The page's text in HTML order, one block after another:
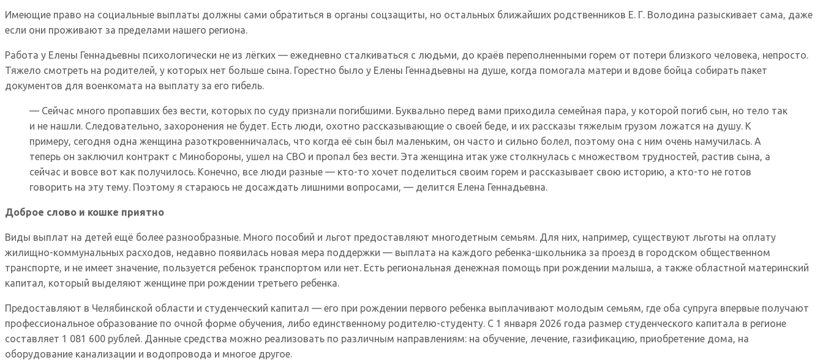
Имеющие право на социальные выплаты должны сами обратиться в органы соцзащиты, но остальных ближайших родственников Е. Г. Володина разыскивает сама, даже
если они проживают за пределами нашего региона.
Работа у Елены Геннадьевны психологически не из лёгких — ежедневно сталкиваться с людьми, до краёв переполненными горем от потери близкого человека, непросто.
Тяжело смотреть на родителей, у которых нет больше сына. Горестно было у Елены Геннадьевны на душе, когда помогала матери и вдове бойца собирать пакет
документов для военкомата на выплату за его гибель.
— Сейчас много пропавших без вести, которых по суду признали погибшими. Буквально перед вами приходила семейная пара, у которой погиб сын, но тело так
и не нашли. Следовательно, захоронения не будет. Есть люди, охотно рассказывающие о своей беде, и их рассказы тяжелым грузом ложатся на душу. К
примеру, сегодня одна женщина разоткровенничалась, что когда её сын был маленьким, он часто и сильно болел, поэтому она с ним очень намучилась. А
теперь он заключил контракт с Минобороны, ушел на СВО и пропал без вести. Эта женщина итак уже столкнулась с множеством трудностей, растив сына, а
сейчас и вовсе вот как получилось. Конечно, все люди разные — кто-то хочет поделиться своим горем и рассказывает свою историю, а кто-то не готов
говорить на эту тему. Поэтому я стараюсь не досаждать лишними вопросами, — делится Елена Геннадьевна.
Доброе слово и кошке приятно
Виды выплат на детей ещё более разнообразные. Много пособий и льгот предоставляют многодетным семьям. Для них, например, существуют льготы на оплату
жилищно-коммунальных расходов, недавно появилась новая мера поддержки — выплата на каждого ребенка-школьника за проезд в городском общественном
транспорте, и не имеет значение, пользуется ребенок транспортом или нет. Есть региональная денежная помощь при рождении малыша, а также областной материнский
капитал, который выделяют женщине при рождении третьего ребенка.
Предоставляют в Челябинской области и студенческий капитал — его при рождении первого ребенка выплачивают молодым семьям, где оба супруга впервые получают
профессиональное образование по очной форме обучения, либо единственному родителю-студенту. С 1 января 2026 года размер студенческого капитала в регионе
составляет 1 081 600 рублей. Данные средства можно реализовать по различным направлениям: на обучение, лечение, газификацию, приобретение дома, на
оборудование канализации и водопровода и многое другое.